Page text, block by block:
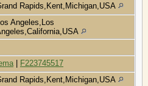
Rapids,Kent,Michigan,USA
Los Angeles,Los
F223745517
Rapids,Kent,Michigan,USA